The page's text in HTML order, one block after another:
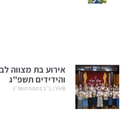
אירוע בת מצווה
והידידים תשפ"ג
YHB כ״ב בתמוז תשפ״ג